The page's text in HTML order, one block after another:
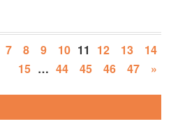
7 8 9 10 11 12 13
14
15 … 44 45 46 47 »